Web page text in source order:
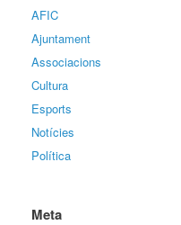
AFIC
Ajuntament
Associacions
Cultura
Esports
Notícies
Política
Meta